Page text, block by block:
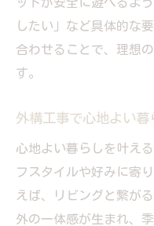
したい」など具体的な
合わせることで、理想
す。
外構工事で心地よい
心地よい暮らしを叶え
フスタイルや好みに寄
えば、リビングと繋が
外の一体感が生まれ、